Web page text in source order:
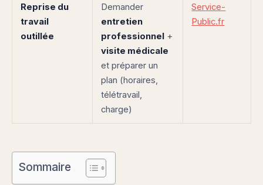
Reprise du
travail
outillée
Demander
entretien
professionnel +
visite médicale
et préparer un
plan (horaires,
télétravail,
charge)
Service-
Public.fr
Sommaire